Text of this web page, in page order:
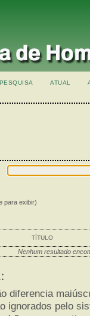
PESQUISA ATUAL
para exibir)
TÍTULO
Nenhum resultado
diferencia
ignorados pelo